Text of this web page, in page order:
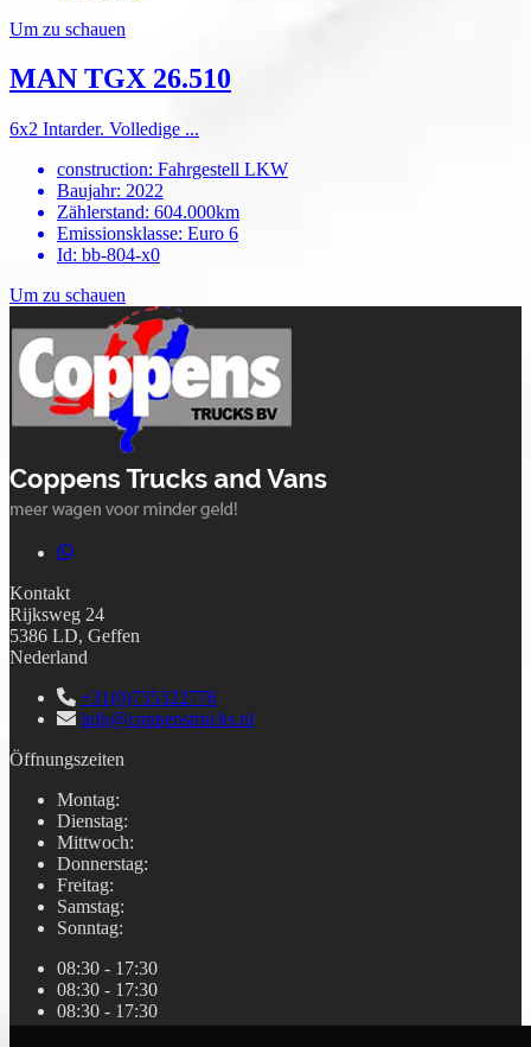
Um zu schauen
MAN TGX 26.510
6x2 Intarder. Volledige ...
construction: Fahrgestell LKW
Baujahr: 2022
Zählerstand: 604.000km
Emissionsklasse: Euro 6
Id: bb-804-x0
Um zu schauen
Kontakt
Rijksweg 24
5386 LD, Geffen
Nederland
+31(0)735322776
info@coppenstrucks.nl
Öffnungszeiten
Montag:
Dienstag:
Mittwoch:
Donnerstag:
Freitag:
Samstag:
Sonntag:
08:30 - 17:30
08:30 - 17:30
08:30 - 17:30
08:30 - 17:30